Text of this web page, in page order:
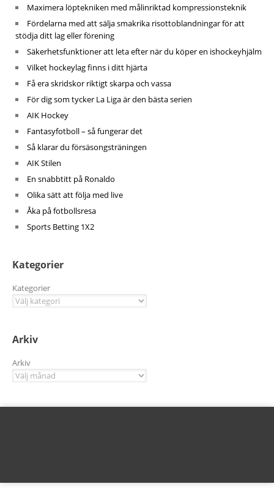
Maximera löptekniken med målinriktad kompressionsteknik
Fördelarna med att sälja smakrika risottoblandningar för att
stödja ditt lag eller förening
Säkerhetsfunktioner att leta efter när du köper en ishockeyhjälm
Vilket hockeylag finns i ditt hjärta
Få era skridskor riktigt skarpa och vassa
För dig som tycker La Liga är den bästa serien
AIK Hockey
Fantasyfotboll – så fungerar det
Så klarar du försäsongsträningen
AIK Stilen
En snabbtitt på Ronaldo
Olika sätt att följa med live
Åka på fotbollsresa
Sports Betting 1X2
Kategorier
Kategorier
Arkiv
Arkiv